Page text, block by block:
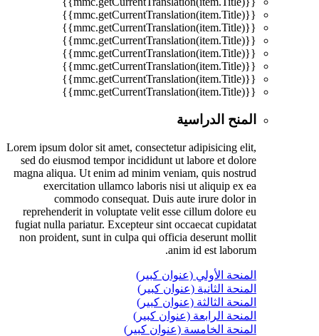
{{mmc.getCurrentTranslation(item.Title)}}
{{mmc.getCurrentTranslation(item.Title)}}
{{mmc.getCurrentTranslation(item.Title)}}
{{mmc.getCurrentTranslation(item.Title)}}
{{mmc.getCurrentTranslation(item.Title)}}
{{mmc.getCurrentTranslation(item.Title)}}
{{mmc.getCurrentTranslation(item.Title)}}
المنح الدراسية
Lorem ipsum dolor sit amet, consectetur adipisicing elit,
sed do eiusmod tempor incididunt ut labore et dolore
magna aliqua. Ut enim ad minim veniam, quis nostrud
exercitation ullamco laboris nisi ut aliquip ex ea
commodo consequat. Duis aute irure dolor in
reprehenderit in voluptate velit esse cillum dolore eu
fugiat nulla pariatur. Excepteur sint occaecat cupidatat
non proident, sunt in culpa qui officia deserunt mollit
anim id est laborum.
المنحة الأولي (عنوان كبير)
المنحة الثانية (عنوان كبير)
المنحة الثالثة (عنوان كبير)
المنحة الرابعة (عنوان كبير)
المنحة الخامسة (عنوان كبير)